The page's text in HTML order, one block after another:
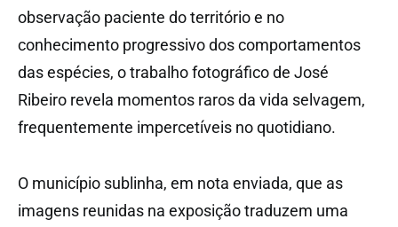
observação paciente do território e no
conhecimento progressivo dos comportamentos
das espécies, o trabalho fotográfico de José
Ribeiro revela momentos raros da vida selvagem,
frequentemente impercetíveis no quotidiano.
O município sublinha, em nota enviada, que as
imagens reunidas na exposição traduzem uma